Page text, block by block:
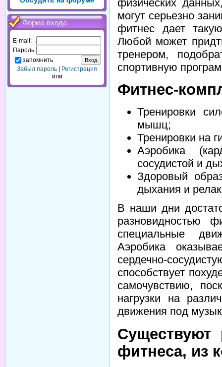
Форма входа
E-mail:
Пароль:
запомнить
Забыл пароль
Регистрация
или
физических
могут серьезно
фитнес дает
Любой может
тренером,
спортивную
Фитнес-
Тренировки
мышц;
Тренировки на
Аэробика
сосудистой и
Здоровый
дыхания и
В наши дни
разновидностью
специальные
Аэробика
сердечно-
способствует
самочувствию,
нагрузки на
движения под
Существуют
фитнеса, из